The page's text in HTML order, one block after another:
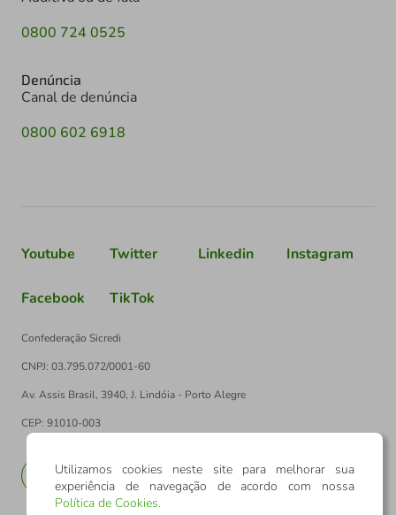
0800 724 0525
Denúncia
Canal de denúncia
0800 602 6918
Youtube Twitter Linkedin Instagram
Facebook TikTok
Confederação Sicredi
CNPJ: 03.795.072/0001-60
Av. Assis Brasil, 3940, J. Lindóia - Porto Alegre
CEP: 91010-003
EN
Utilizamos cookies neste site para melhorar sua
experiência de navegação de acordo com nossa
Política de Cookies.